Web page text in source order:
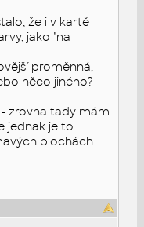
že i v kartě
jako "na
proměnná,
něco jiného?
zrovna tady mám
jednak je to
plochách